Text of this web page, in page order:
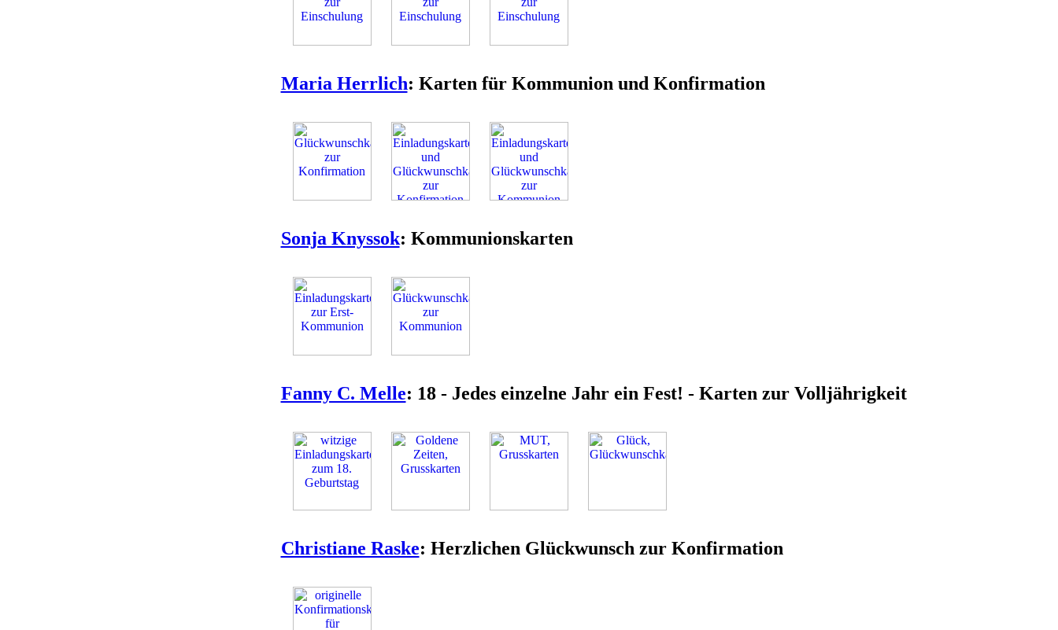
Maria Herrlich: Karten für Kommunion und Konfirmation
Sonja Knyssok: Kommunionskarten
Fanny C. Melle: 18 - Jedes einzelne Jahr ein Fest! - Karten zur Volljährigkeit
Christiane Raske: Herzlichen Glückwunsch zur Konfirmation